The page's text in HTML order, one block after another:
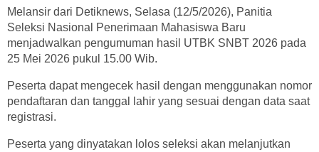
Melansir dari Detiknews, Selasa (12/5/2026), Panitia
Seleksi Nasional Penerimaan Mahasiswa Baru
menjadwalkan pengumuman hasil UTBK SNBT 2026 pada
25 Mei 2026 pukul 15.00 Wib.
Peserta dapat mengecek hasil dengan menggunakan nomor
pendaftaran dan tanggal lahir yang sesuai dengan data saat
registrasi.
Peserta yang dinyatakan lolos seleksi akan melanjutkan